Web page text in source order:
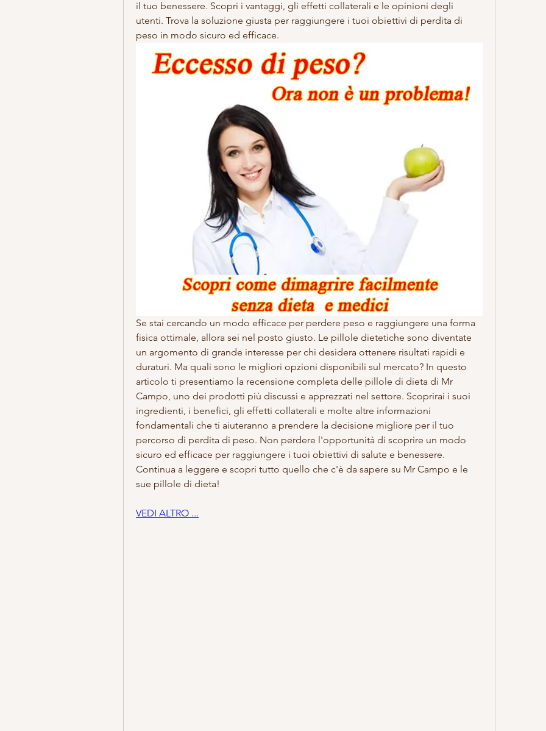
il tuo benessere. Scopri i vantaggi, gli effetti collaterali e le opinioni degli
utenti. Trova la soluzione giusta per raggiungere i tuoi obiettivi di perdita di
peso in modo sicuro ed efficace.
Se stai cercando un modo efficace per perdere peso e raggiungere una forma
fisica ottimale, allora sei nel posto giusto. Le pillole dietetiche sono diventate
un argomento di grande interesse per chi desidera ottenere risultati rapidi e
duraturi. Ma quali sono le migliori opzioni disponibili sul mercato? In questo
articolo ti presentiamo la recensione completa delle pillole di dieta di Mr
Campo, uno dei prodotti più discussi e apprezzati nel settore. Scoprirai i suoi
ingredienti, i benefici, gli effetti collaterali e molte altre informazioni
fondamentali che ti aiuteranno a prendere la decisione migliore per il tuo
percorso di perdita di peso. Non perdere l'opportunità di scoprire un modo
sicuro ed efficace per raggiungere i tuoi obiettivi di salute e benessere.
Continua a leggere e scopri tutto quello che c'è da sapere su Mr Campo e le
sue pillole di dieta!
VEDI ALTRO ...